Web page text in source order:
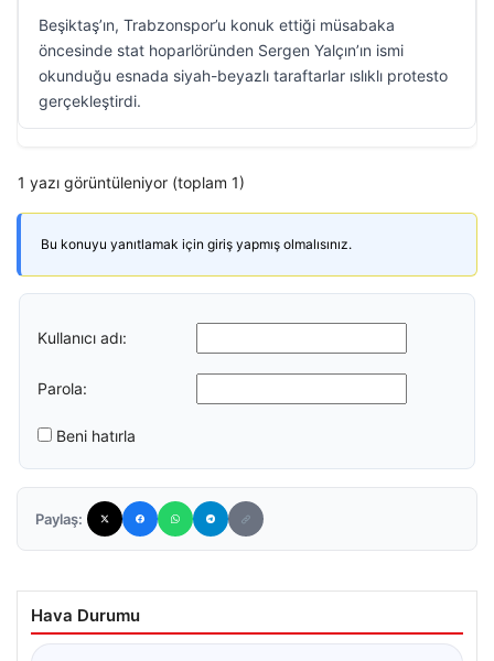
Beşiktaş’ın, Trabzonspor’u konuk ettiği müsabaka
öncesinde stat hoparlöründen Sergen Yalçın’ın ismi
okunduğu esnada siyah-beyazlı taraftarlar ıslıklı protesto
gerçekleştirdi.
1 yazı görüntüleniyor (toplam 1)
Bu konuyu yanıtlamak için giriş yapmış olmalısınız.
Kullanıcı adı:
Parola:
Beni hatırla
Paylaş:
Hava Durumu